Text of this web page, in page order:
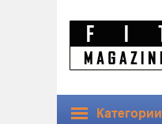
Категории